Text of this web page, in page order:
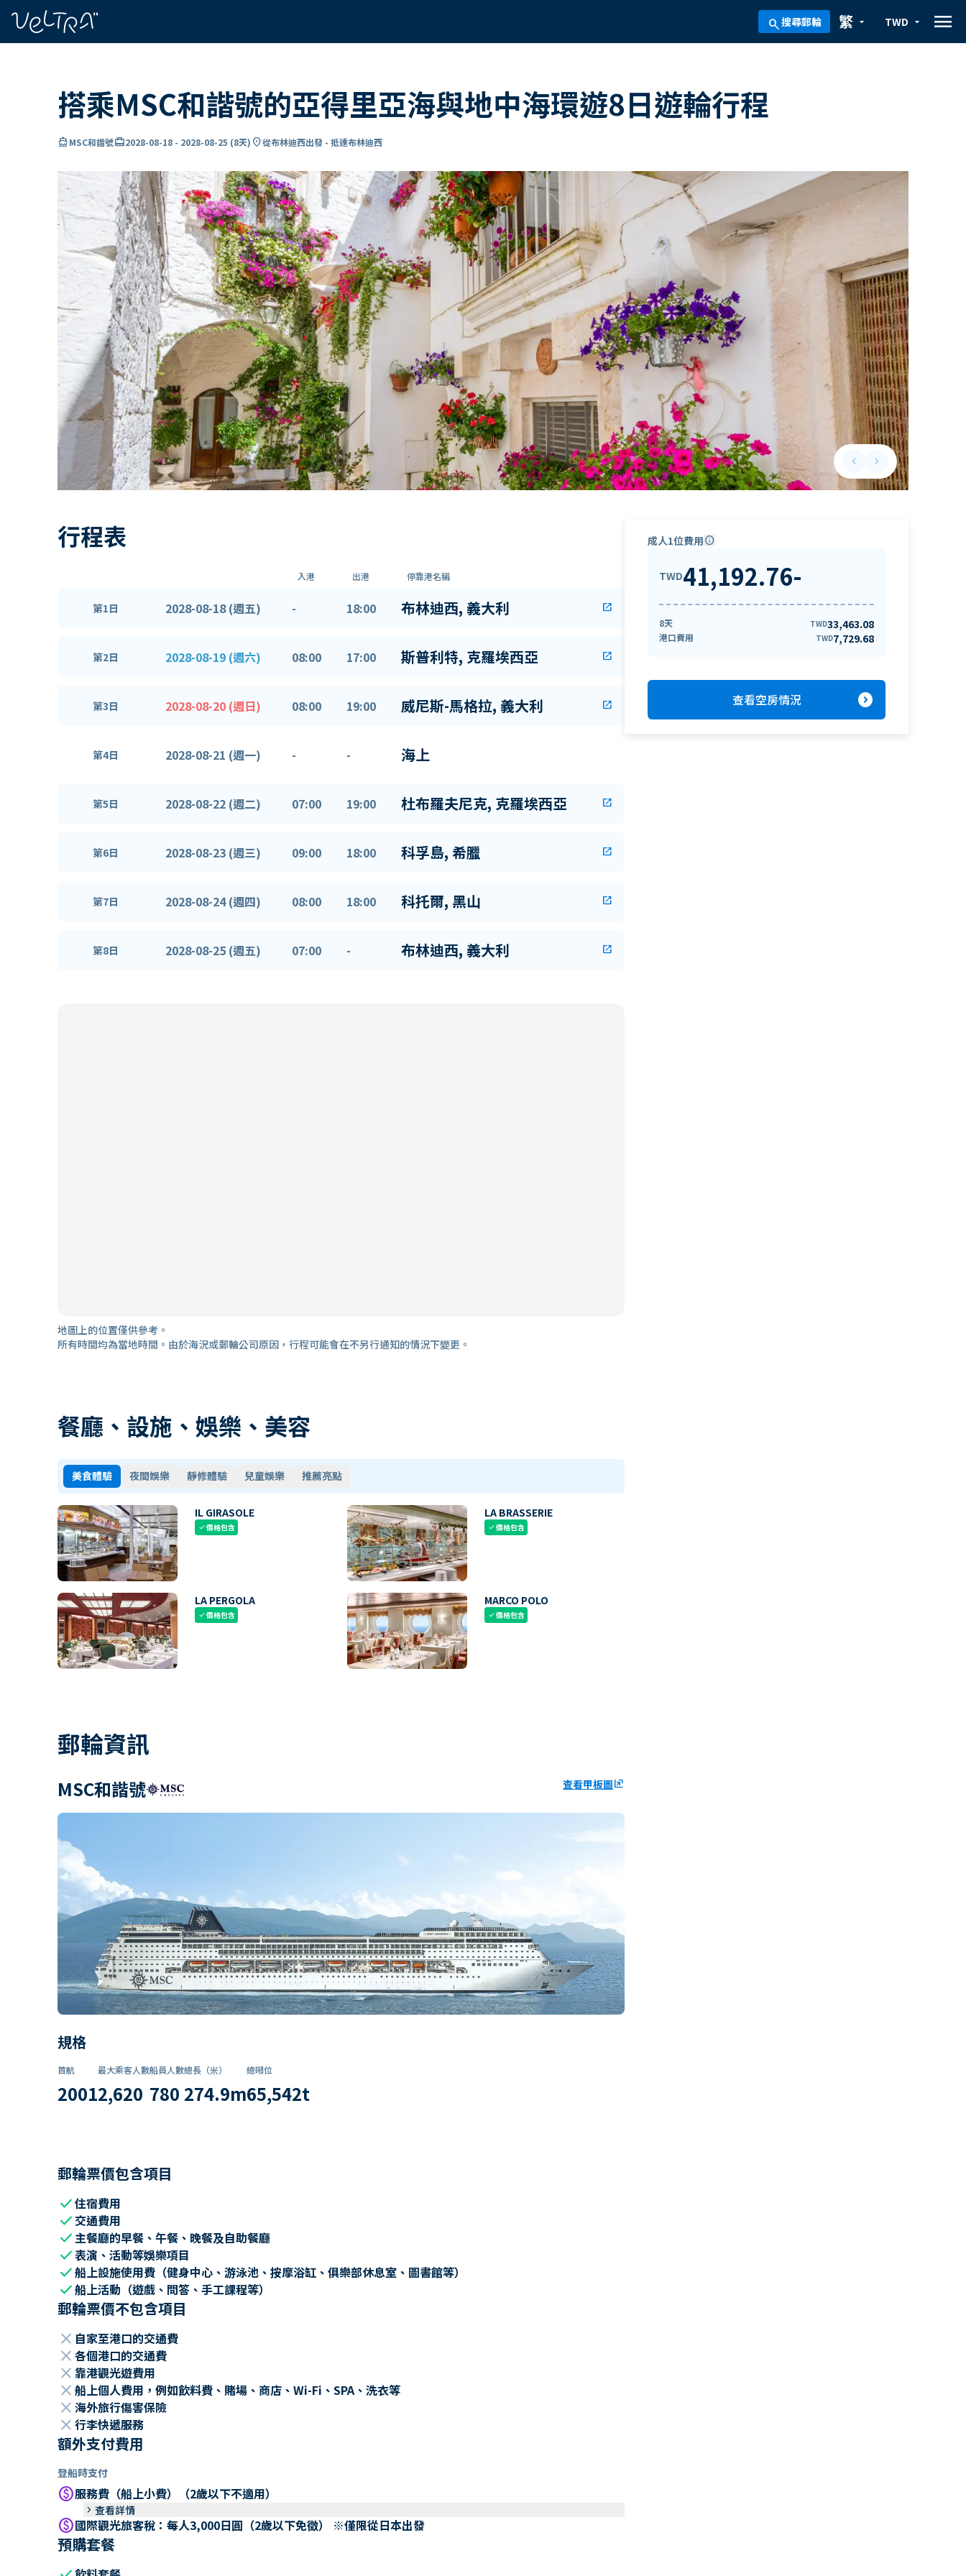
search搜尋郵輪 arrow_drop_down
繁 arrow_drop_down
TWD menu
搭乘MSC和諧號的亞得里亞海與地中海環遊8日遊輪行程
directions_boatMSC和諧號card_travel2028-08-18 - 2028-08-25 (8天) location_on從布林迪西出發 - 抵達布林迪西
keyboard_arrow_leftPrevious slide
keyboard_arrow_rightNext slide
行程表
入港 出港 停靠港名稱
第1日 2028-08-18 (週五) - 18:00 布林迪西, 義大利 open_in_new
第2日 2028-08-19 (週六) 08:00 17:00 斯普利特, 克羅埃西亞 open_in_new
第3日 2028-08-20 (週日) 08:00 19:00 威尼斯-馬格拉, 義大利 open_in_new
第4日 2028-08-21 (週一) - - 海上
第5日 2028-08-22 (週二) 07:00 19:00 杜布羅夫尼克, 克羅埃西亞 open_in_new
第6日 2028-08-23 (週三) 09:00 18:00 科孚島, 希臘 open_in_new
第7日 2028-08-24 (週四) 08:00 18:00 科托爾, 黑山 open_in_new
第8日 2028-08-25 (週五) 07:00 - 布林迪西, 義大利 open_in_new
地圖上的位置僅供參考。
所有時間均為當地時間。由於海況或郵輪公司原因，行程可能會在不另行通知的情況下變更。
餐廳、設施、娛樂、美容
美食體驗 夜間娛樂 靜修體驗 兒童娛樂 推薦亮點
IL GIRASOLE
check價格包含
LA BRASSERIE
check價格包含
LA PERGOLA
check價格包含
MARCO POLO
check價格包含
郵輪資訊
MSC和諧號 查看甲板圖ungroup
規格
首航
2001
最大乘客人數
2,620
船員人數
780
總長（米）
274.9m
總噸位
65,542t
郵輪票價包含項目
check住宿費用
check 交通費用
check主餐廳的早餐、午餐、晚餐及自助餐廳
check表演、活動等娛樂項目
check船上設施使用費（健身中心、游泳池、按摩浴缸、俱樂部休息室、圖書館等）
check船上活動（遊戲、問答、手工課程等）
郵輪票價不包含項目
close 自家至港口的交通費
close 各個港口的交通費
close 靠港觀光遊費用
close 船上個人費用，例如飲料費、賭場、商店、Wi-Fi、SPA、洗衣等
close 海外旅行傷害保險
close 行李快遞服務
額外支付費用
登船時支付
paid服務費（船上小費）（2歲以下不適用）
keyboard_arrow_right 查看詳情
paid國際觀光旅客稅：每人3,000日圓（2歲以下免徵） ※僅限從日本出發
預購套餐
成人1位費用info
TWD41,192.76-
8天 TWD33,463.08
港口費用 TWD7,729.68
查看空房情況 expand_circle_right